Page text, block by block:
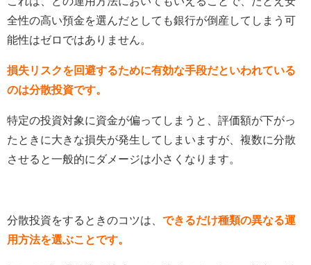
全性の高い預金を選んだとしても銀行が倒産してしまう可
能性はゼロではありません。
損失リスクを回避するために有効な手段だといわれている
のは分散投資です。
特定の投資対象に資金が偏ってしまうと、評価額が下がっ
たときに大きな損失が発生してしまいますが、複数に分散
させると一般的にダメージは小さくなります。
分散投資をするときのコツは、 できるだけ種類の異なる運
用方法を選ぶことです。